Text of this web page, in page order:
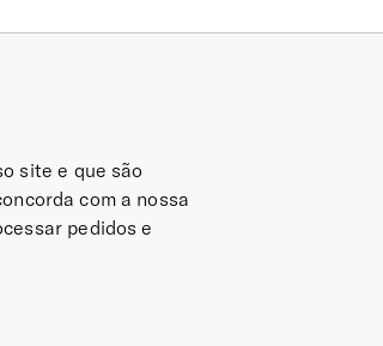
site e que são
com a nossa
pedidos e